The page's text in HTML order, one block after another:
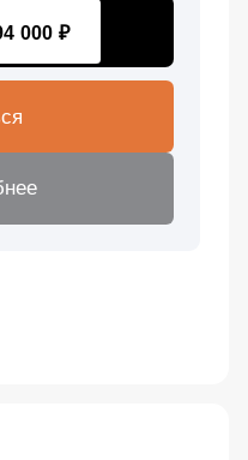
000 ₽